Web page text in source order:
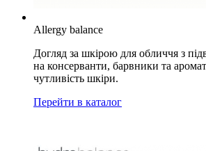
Allergy balance
Догляд за шкірою для обличчя з
на консерванти, барвники та
чутливість шкіри.
Перейти в каталог